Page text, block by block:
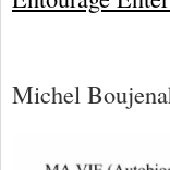
Michel